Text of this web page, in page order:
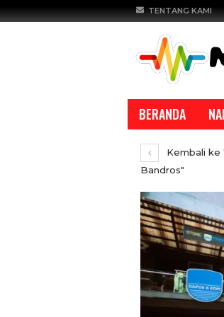
TENTANG KAMI
BERANDA
Kembali ke
Bandros"